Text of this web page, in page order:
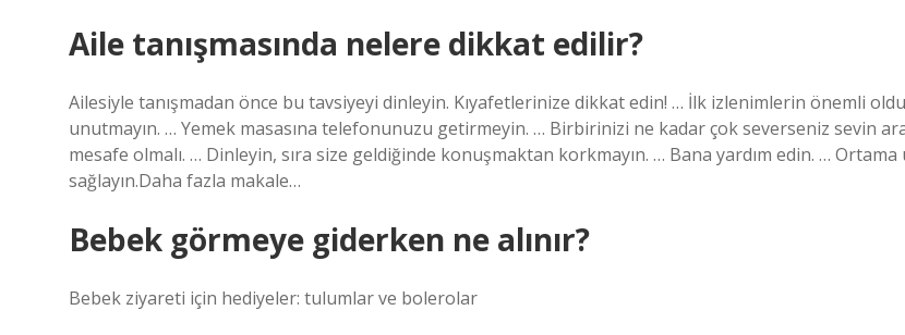
Aile tanışmasında nelere dikkat edilir?
Ailesiyle tanışmadan önce bu tavsiyeyi dinleyin. Kıyafetlerinize dikkat edin! … İlk izlenimlerin önemli
unutmayın. … Yemek masasına telefonunuzu getirmeyin. … Birbirinizi ne kadar çok severseniz sevin
mesafe olmalı. … Dinleyin, sıra size geldiğinde konuşmaktan korkmayın. … Bana yardım edin. … Ortama
sağlayın.Daha fazla makale…
Bebek görmeye giderken ne alınır?
Bebek ziyareti için hediyeler: tulumlar ve bolerolar